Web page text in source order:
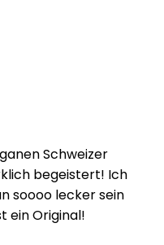
Schweizer
begeistert! Ich
soooo lecker sein
ein Original!